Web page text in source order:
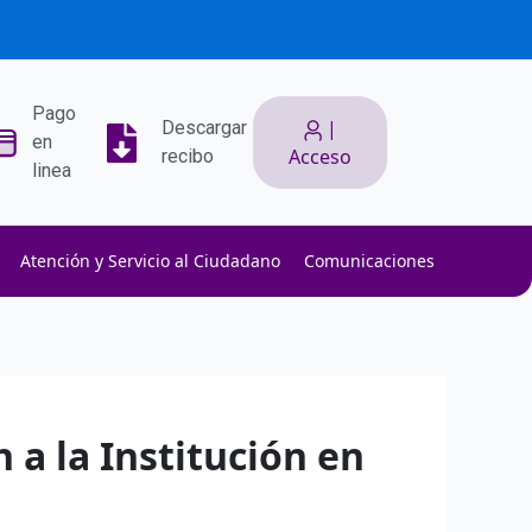
Pago
en
linea
Descargar
recibo
|
Acceso
Atención y Servicio al Ciudadano Comunicaciones
a la Institución en